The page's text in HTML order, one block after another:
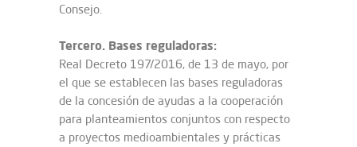
Consejo.
Tercero. Bases reguladoras:
Real Decreto 197/2016, de 13 de mayo, por
el que se establecen las bases reguladoras
de la concesión de ayudas a la cooperación
para planteamientos conjuntos con respecto
a proyectos medioambientales y prácticas